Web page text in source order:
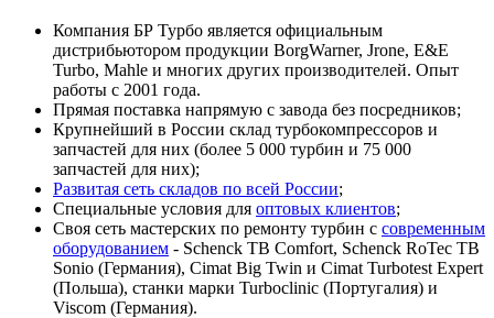
Компания БР Турбо является официальным
дистрибьютором продукции BorgWarner, Jrone, E&E
Turbo, Mahle и многих других производителей. Опыт
работы с 2001 года.
Прямая поставка напрямую с завода без посредников;
Крупнейший в России склад турбокомпрессоров и
запчастей для них (более 5 000 турбин и 75 000
запчастей для них);
Развитая сеть складов по всей России;
Специальные условия для оптовых клиентов;
Своя сеть мастерских по ремонту турбин с современным
оборудованием - Schenck TB Comfort, Schenck RoTec TB
Sonio (Германия), Cimat Big Twin и Cimat Turbotest Expert
(Польша), станки марки Turboclinic (Португалия) и
Viscom (Германия).